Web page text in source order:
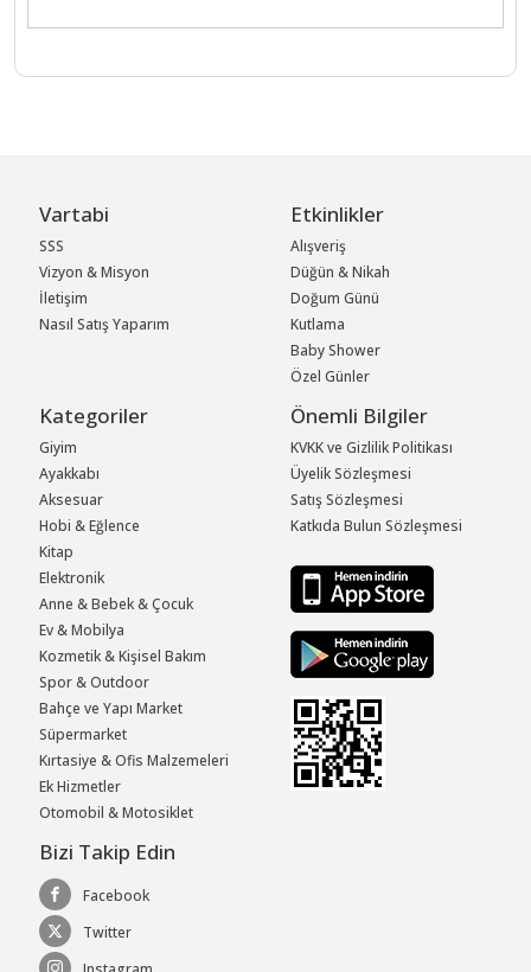
Vartabi
SSS
Vizyon & Misyon
İletişim
Nasıl Satış Yaparım
Etkinlikler
Alışveriş
Düğün & Nikah
Doğum Günü
Kutlama
Baby Shower
Özel Günler
Kategoriler
Giyim
Ayakkabı
Aksesuar
Hobi & Eğlence
Kitap
Elektronik
Anne & Bebek & Çocuk
Ev & Mobilya
Kozmetik & Kişisel Bakım
Spor & Outdoor
Bahçe ve Yapı Market
Süpermarket
Kırtasiye & Ofis Malzemeleri
Ek Hizmetler
Otomobil & Motosiklet
Önemli Bilgiler
KVKK ve Gizlilik Politikası
Üyelik Sözleşmesi
Satış Sözleşmesi
Katkıda Bulun Sözleşmesi
Bizi Takip Edin
Facebook
Twitter